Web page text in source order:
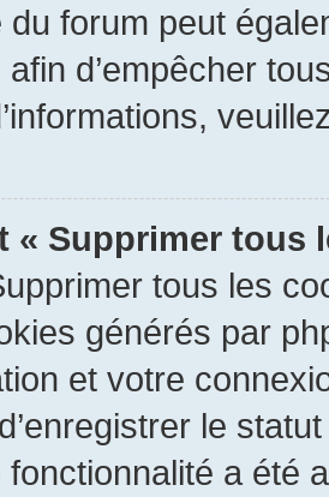
du forum peut
d’empêcher
« Supprimer tous
tous les
générés par
et votre
le
fonctionnalité a été